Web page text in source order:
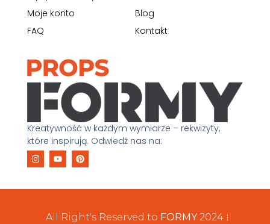
Kreatywność w każdym wymiarze – rekwizyty,
które inspirują. Odwiedź nas na:
Blog
Kontakt
Moje konto
FAQ
All Right's Reserved to FORMY2024